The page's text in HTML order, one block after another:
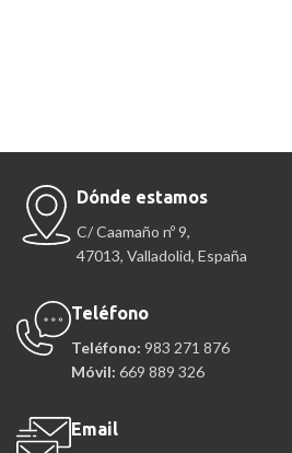
Dónde estamos
C/ Caamaño nº 9,
47013, Valladolid, España
Teléfono
Teléfono: 983 271 876
Móvil: 669 889 326
Email